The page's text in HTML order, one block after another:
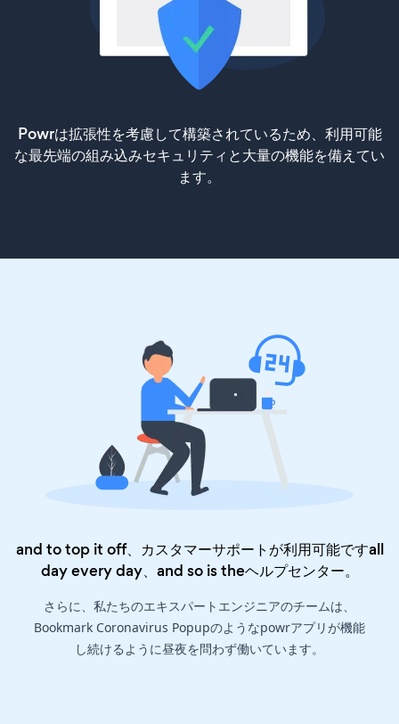
Powrは拡張性を考慮して構築されているため、利用可能
な最先端の組み込みセキュリティと大量の機能を備えてい
ます。
and to top it off、カスタマーサポートが利用可能ですall
day every day、and so is theヘルプセンター。
さらに、私たちのエキスパートエンジニアのチームは、
Bookmark Coronavirus Popupのようなpowrアプリが機能
し続けるように昼夜を問わず働いています。